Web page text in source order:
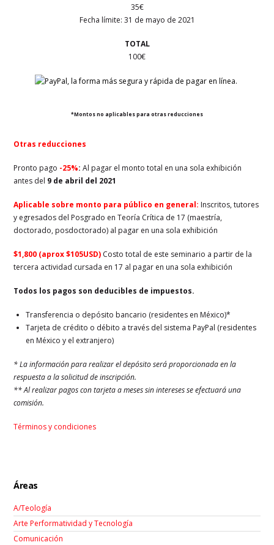
35€
Fecha límite: 31 de mayo de 2021
TOTAL
100€
*Montos no aplicables para otras reducciones
Otras reducciones
Pronto pago -25%: Al pagar el monto total en una sola exhibición
antes del 9 de abril del 2021
Aplicable sobre monto para público en general: Inscritos, tutores
y egresados del Posgrado en Teoría Crítica de 17 (maestría,
doctorado, posdoctorado) al pagar en una sola exhibición
$1,800 (aprox $105USD) Costo total de este seminario a partir de la
tercera actividad cursada en 17 al pagar en una sola exhibición
Todos los pagos son deducibles de impuestos.
Transferencia o depósito bancario (residentes en México)*
Tarjeta de crédito o débito a través del sistema PayPal (residentes
en México y el extranjero)
* La información para realizar el depósito será proporcionada en la
respuesta a la solicitud de inscripción.
** Al realizar pagos con tarjeta a meses sin intereses se efectuará una
comisión.
Términos y condiciones
Áreas
A/Teología
Arte Performatividad y Tecnología
Comunicación